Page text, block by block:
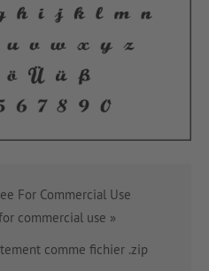
For Commercial Use
commercial use »
comme fichier .zip